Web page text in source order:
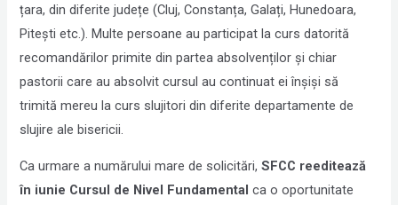
țara, din diferite județe (Cluj, Constanța, Galați, Hunedoara,
Pitești etc.). Multe persoane au participat la curs datorită
recomandărilor primite din partea absolvenților și chiar
pastorii care au absolvit cursul au continuat ei înșiși să
trimită mereu la curs slujitori din diferite departamente de
slujire ale bisericii.
Ca urmare a numărului mare de solicitări,SFCC reeditează
în iunie Cursul de Nivel Fundamental ca o oportunitate